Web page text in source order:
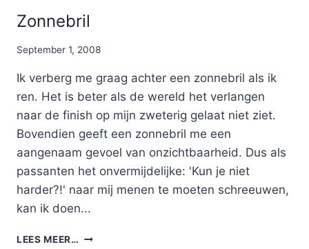
Zonnebril
By
September 1, 2008
Ik verberg me graag achter een zonnebril als ik
ren. Het is beter als de wereld het verlangen
naar de finish op mijn zweterig gelaat niet ziet.
Bovendien geeft een zonnebril me een
aangenaam gevoel van onzichtbaarheid. Dus als
passanten het onvermijdelijke: 'Kun je niet
harder?!' naar mij menen te moeten schreeuwen,
kan ik doen...
LEES MEER… ZONNEBRIL